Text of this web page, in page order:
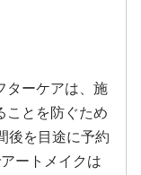
ターケアは、施
ことを防ぐため
後を目途に予約
ートメイクは